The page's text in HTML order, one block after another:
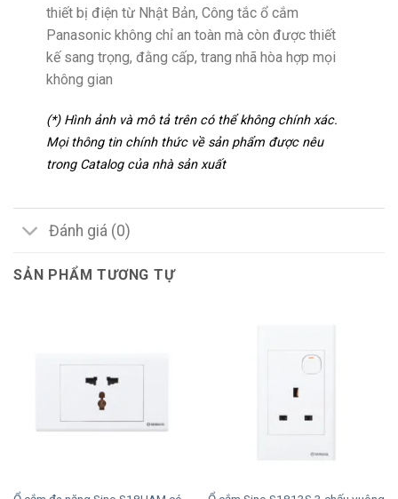
thiết bị điện từ Nhật Bản, Công tắc ổ cắm
Panasonic không chỉ an toàn mà còn được thiết
kế sang trọng, đằng cấp, trang nhã hòa hợp mọi
không gian
(*) Hình ảnh và mô tả trên có thể không chính xác.
Mọi thông tin chính thức về sản phẩm được nêu
trong Catalog của nhà sản xuất
Đánh giá (0)
SẢN PHẨM TƯƠNG TỰ